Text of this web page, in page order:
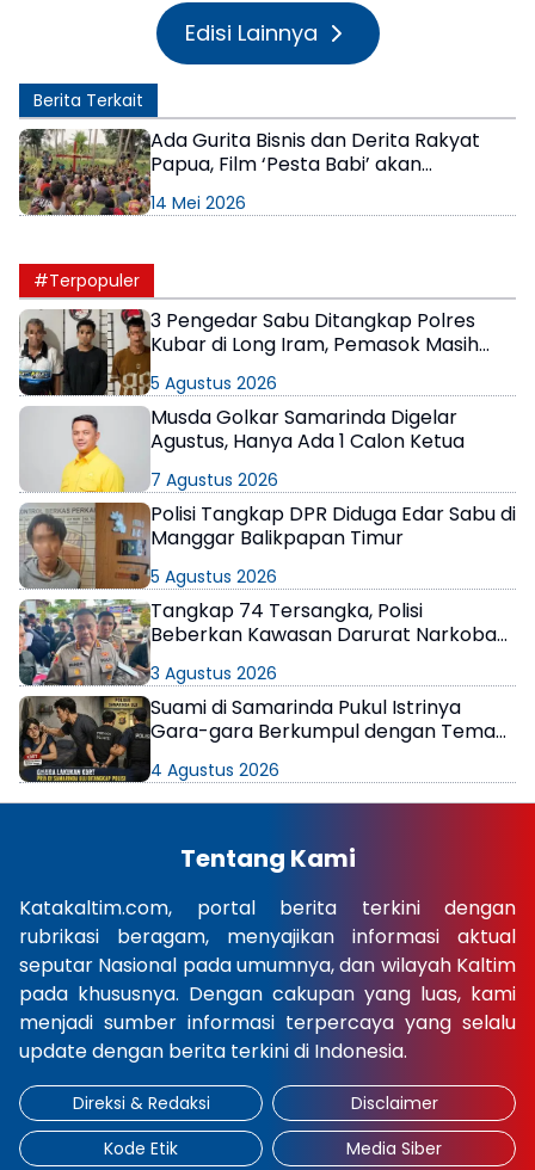
Edisi Lainnya
Berita Terkait
Ada Gurita Bisnis dan Derita Rakyat
Papua, Film ‘Pesta Babi’ akan
14 Mei 2026
#Terpopuler
3 Pengedar Sabu Ditangkap Polres
Kubar di Long Iram, Pemasok Masih
5 Agustus 2026
Musda Golkar Samarinda Digelar
Agustus, Hanya Ada 1 Calon Ketua
7 Agustus 2026
Polisi Tangkap DPR Diduga Edar Sabu di
Manggar Balikpapan Timur
5 Agustus 2026
Tangkap 74 Tersangka, Polisi
Beberkan Kawasan Darurat Narkoba
3 Agustus 2026
Suami di Samarinda Pukul Istrinya
Gara-gara Berkumpul dengan Teman
4 Agustus 2026
Tentang Kami
Katakaltim.com, portal berita terkini dengan
rubrikasi beragam, menyajikan informasi aktual
seputar Nasional pada umumnya, dan wilayah Kaltim
pada khususnya. Dengan cakupan yang luas, kami
menjadi sumber informasi terpercaya yang selalu
update dengan berita terkini di Indonesia.
Direksi & Redaksi
Disclaimer
Kode Etik
Media Siber